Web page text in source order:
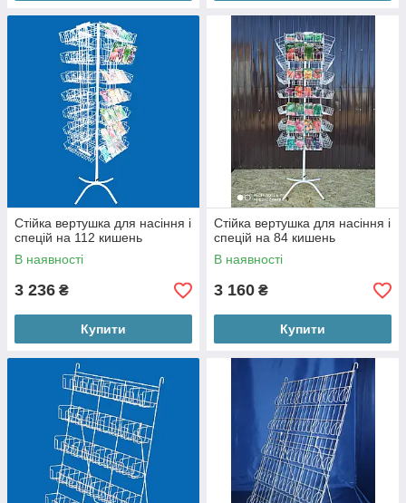
Стійка вертушка для насіння і
спецій на 112 кишень
В наявності
3 236 ₴
Купити
Стійка вертушка для насіння і
спецій на 84 кишень
В наявності
3 160 ₴
Купити